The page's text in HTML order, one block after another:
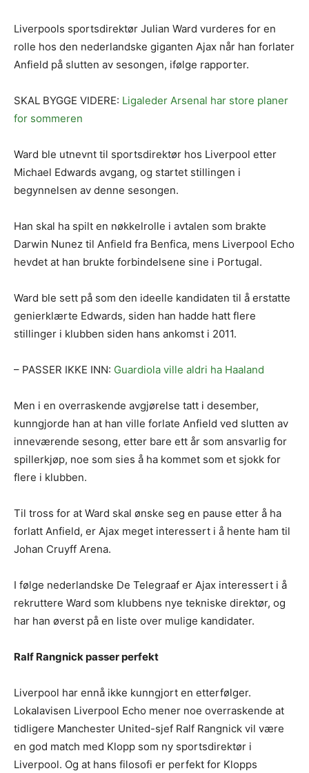
Liverpools sportsdirektør Julian Ward vurderes for en
rolle hos den nederlandske giganten Ajax når han forlater
Anfield på slutten av sesongen, ifølge rapporter.
SKAL BYGGE VIDERE: Ligaleder Arsenal har store planer
for sommeren
Ward ble utnevnt til sportsdirektør hos Liverpool etter
Michael Edwards avgang, og startet stillingen i
begynnelsen av denne sesongen.
Han skal ha spilt en nøkkelrolle i avtalen som brakte
Darwin Nunez til Anfield fra Benfica, mens Liverpool Echo
hevdet at han brukte forbindelsene sine i Portugal.
Ward ble sett på som den ideelle kandidaten til å erstatte
genierklærte Edwards, siden han hadde hatt flere
stillinger i klubben siden hans ankomst i 2011.
– PASSER IKKE INN: Guardiola ville aldri ha Haaland
Men i en overraskende avgjørelse tatt i desember,
kunngjorde han at han ville forlate Anfield ved slutten av
inneværende sesong, etter bare ett år som ansvarlig for
spillerkjøp, noe som sies å ha kommet som et sjokk for
flere i klubben.
Til tross for at Ward skal ønske seg en pause etter å ha
forlatt Anfield, er Ajax meget interessert i å hente ham til
Johan Cruyff Arena.
I følge nederlandske De Telegraaf er Ajax interessert i å
rekruttere Ward som klubbens nye tekniske direktør, og
har han øverst på en liste over mulige kandidater.
Ralf Rangnick passer perfekt
Liverpool har ennå ikke kunngjort en etterfølger.
Lokalavisen Liverpool Echo mener noe overraskende at
tidligere Manchester United-sjef Ralf Rangnick vil være
en god match med Klopp som ny sportsdirektør i
Liverpool. Og at hans filosofi er perfekt for Klopps